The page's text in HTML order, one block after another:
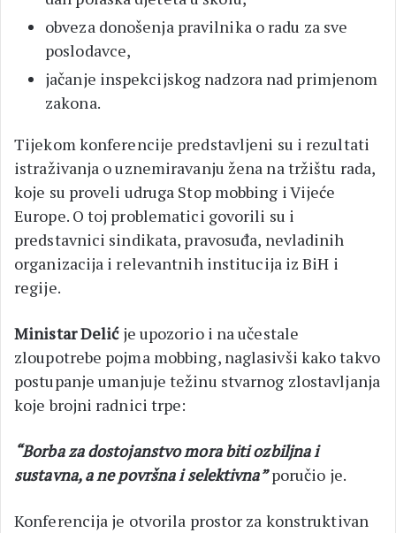
obveza donošenja pravilnika o radu za sve
poslodavce,
jačanje inspekcijskog nadzora nad primjenom
zakona.
Tijekom konferencije predstavljeni su i rezultati
istraživanja o uznemiravanju žena na tržištu rada,
koje su proveli udruga Stop mobbing i Vijeće
Europe. O toj problematici govorili su i
predstavnici sindikata, pravosuđa, nevladinih
organizacija i relevantnih institucija iz BiH i
regije.
Ministar Delićje upozorio i na učestale
zloupotrebe pojma mobbing, naglasivši kako takvo
postupanje umanjuje težinu stvarnog zlostavljanja
koje brojni radnici trpe:
“Borba za dostojanstvo mora biti ozbiljna i
sustavna, a ne površna i selektivna”poručio je.
Konferencija je otvorila prostor za konstruktivan